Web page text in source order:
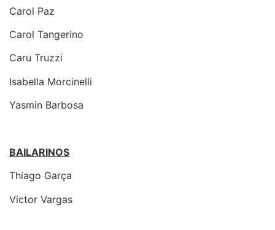
Carol Paz
Carol Tangerino
Caru Truzzi
Isabella Morcinelli
Yasmin Barbosa
BAILARINOS
Thiago Garça
Victor Vargas